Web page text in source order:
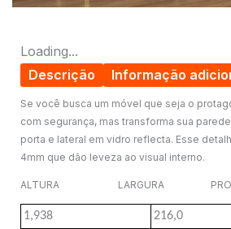
Loading...
Descrição
Informação
Se você busca um móvel que seja o
com segurança, mas transforma sua
porta e lateral em vidro reflecta. Esse
4mm que dão leveza ao visual interno.
ALTURA LARGURA
1,938 216,0